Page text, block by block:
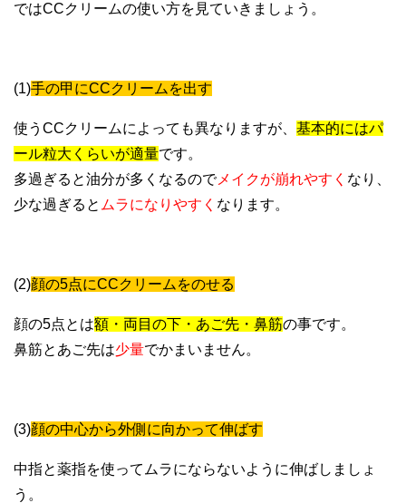
ではCCクリームの使い方を見ていきましょう。
(1)手の甲にCCクリームを出す
使うCCクリームによっても異なりますが、 基本的にはパ
ール粒大くらいが適量です。
多過ぎると油分が多くなるのでメイクが崩れやすく なり、
少な過ぎると ムラになりやすく なります。
(2)顔の5点にCCクリームをのせる
顔の5点とは額・両目の下・あご先・鼻筋の事です。
鼻筋とあご先は少量でかまいません。
(3)顔の中心から外側に向かって伸ばす
中指と薬指を使ってムラにならないように伸ばしましょ
う。